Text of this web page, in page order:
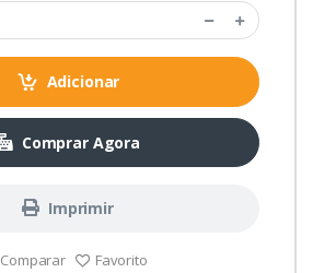
Adicionar
Comprar Agora
Imprimir
Comparar Favorito